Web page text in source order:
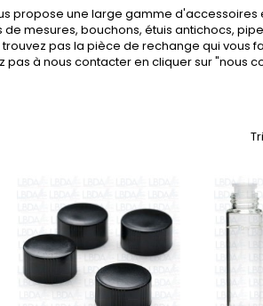
propose une large gamme
de mesures, bouchons, étuis antichocs,
trouvez pas la pièce de rechange qui vous
pas à nous contacter en cliquer sur "nous